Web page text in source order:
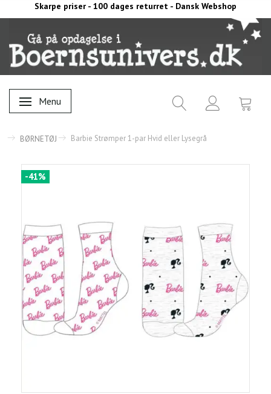
Skarpe priser - 100 dages returret - Dansk Webshop
Skifte navigation
Menu
BØRNETØJ Barbie Strømper 1-par Hvid eller Lysegrå
-41%